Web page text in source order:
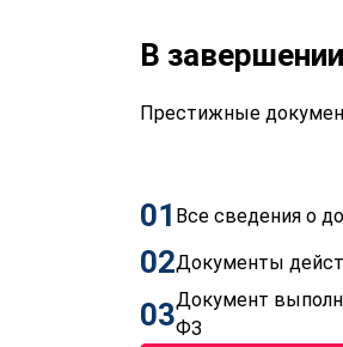
В
Престижные
01 Все сведения о
02Документы
03Документ
ФЗ